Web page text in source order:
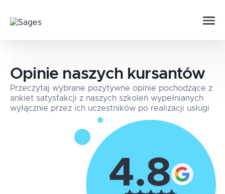
Opinie naszych kursantów
Przeczytaj wybrane pozytywne opinie pochodzące z
ankiet satysfakcji z naszych szkoleń wypełnianych
wyłącznie przez ich uczestników po realizacji usługi
4.8